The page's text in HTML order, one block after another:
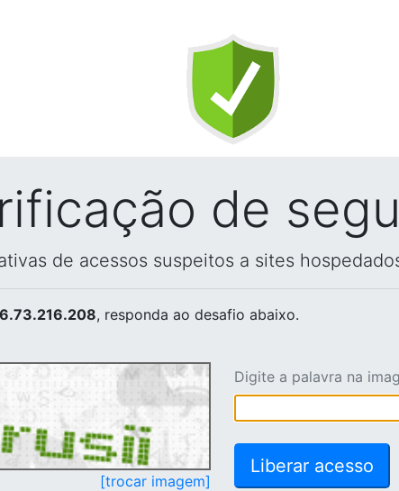
de
de acessos suspeitos a sites
, responda ao desafio abaixo.
[trocar imagem]
Digite a palavra na